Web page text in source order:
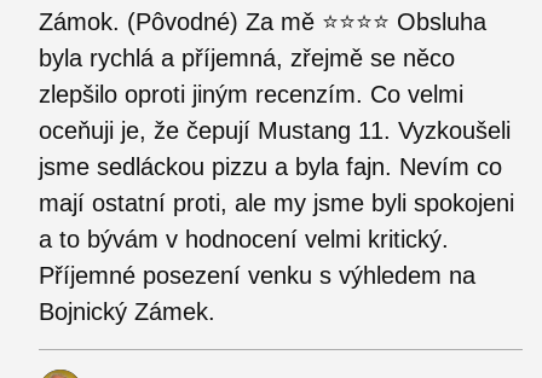
Zámok. (Pôvodné) Za mě ⭐️⭐️⭐️⭐️ Obsluha
byla rychlá a příjemná, zřejmě se něco
zlepšilo oproti jiným recenzím. Co velmi
oceňuji je, že čepují Mustang 11. Vyzkoušeli
jsme sedláckou pizzu a byla fajn. Nevím co
mají ostatní proti, ale my jsme byli spokojeni
a to bývám v hodnocení velmi kritický.
Příjemné posezení venku s výhledem na
Bojnický Zámek.